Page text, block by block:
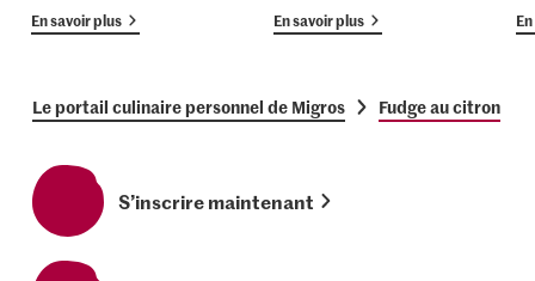
En savoir plus En savoir plus
Le portail culinaire personnel de Migros Fudge au citron
S’inscrire maintenant